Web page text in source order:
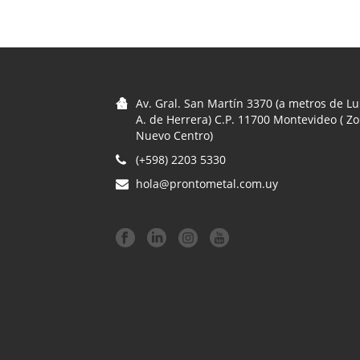
Av. Gral. San Martín 3370 (a metros de
A. de Herrera) C.P. 11700 Montevideo (
Nuevo Centro)
(+598) 2203 5330
hola@prontometal.com.uy